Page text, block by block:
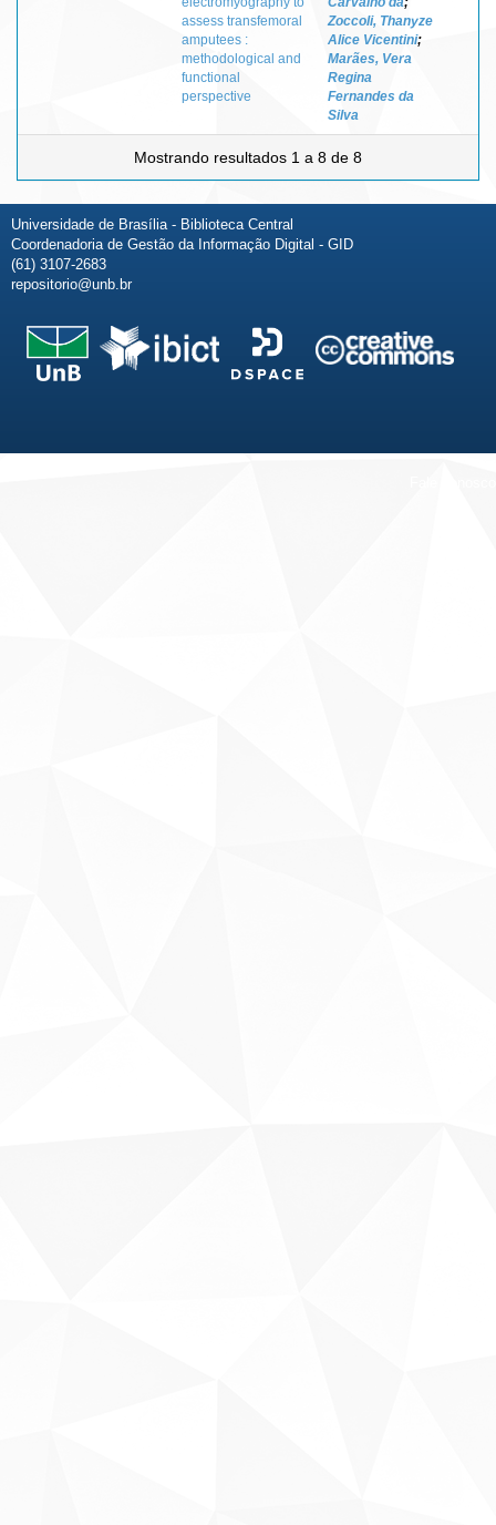
assess transfemoral
amputees :
methodological and
functional
perspective
Zoccoli, Thanyze
Alice Vicentini;
Marães, Vera
Regina
Fernandes da
Silva
Mostrando resultados 1 a 8 de 8
Universidade de Brasília - Biblioteca Central
Coordenadoria de Gestão da Informação Digital - GID
(61) 3107-2683
repositorio@unb.br